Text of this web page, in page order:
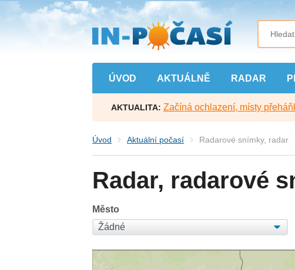
Přejít
na
hlavní
obsah
ÚVOD AKTUÁLNĚ RADAR
AKTUALITA: Začíná ochlazení, místy
Úvod Aktuální počasí Radarové snímky, radar
Radar, radarové
Město